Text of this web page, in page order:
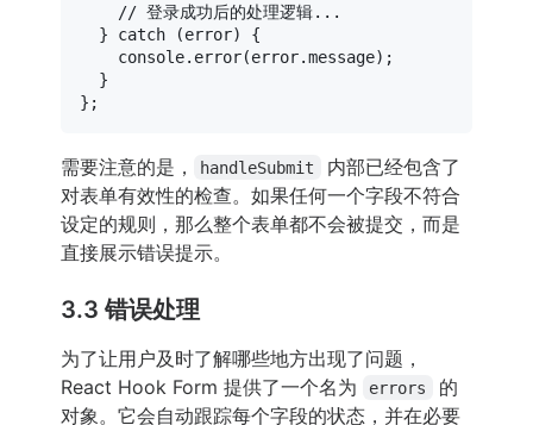
// 登录成功后的处理逻辑...
  }
catch (error) {
console. error(error.message);
  }
需要注意的是， handleSubmit
内部已经包含了
对表单有效性的检查。如果任何一个字段不符合
设定的规则，那么整个表单都不会被提交，而是
直接展示错误提示。
3.3 错误处理
为了让用户及时了解哪些地方出现了问题，
React Hook Form 提供了一个名为
errors
的
对象。它会自动跟踪每个字段的状态，并在必要